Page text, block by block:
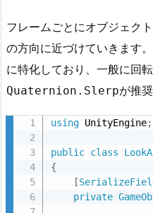
w
a
r
s
n
g
CalculateTargetRotation
明確な命名
{
(
// ターゲッ
float
// 現在の角
float
        transform
.
フレームごとにオブジェク
の方向に近づけていきます
に特化しており、一般に回
Quaternion.Slerpが推
using UnityEngine;
public class
{
[
private